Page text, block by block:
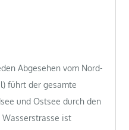
Abgesehen vom Nord-
führt der gesamte
und Ostsee durch den
Wasserstrasse ist